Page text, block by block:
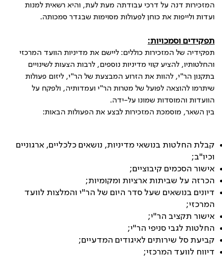
המזכירות דנה על דרכי עבודתה מעת לעת, והיא רשאית למנות
ועדות ולייפות את כוחן לפעולות מסוימות שבגדר סמכותה.
תפקידים וסמכויות:
תפקידיה של המזכירות כוללים: ליישם את מדיניות הוועד המרכזי
והחלטותיו, להציע קווי מדיניות נוספים, לרבות הצעות לשינויים
בתקנון הר"י, להוות את הזרוע המבצעת של הר"י, ליזום פעולות
שיתרמו להוצאה לפועל של מטרות הר"י ועמדותיה, ולפקח על
הוועדות והמוסדות שמונו על-ידה.
בין השאר, מוסמכת המזכירות לבצע את הפעולות הבאות:
קבלת החלטות בנושאי מדיניות, נושאים כלכליים, ארגוניים
וכיו"ב;
אישור הסכמים קיבוציים;
הכרזה על שביתות ארציות ומקומיות;
דיונים בנושאים שעל סדר היום של הר"י והמלצות לוועד
המרכזי;
אישור תקציב הר"י;
החלטות לגבי סניפי הר"י;
קביעת סל שירותים לאיגודים המדעיים;
דיווח לוועד המרכזי;